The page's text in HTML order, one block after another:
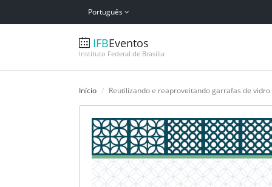
Português
IFBEventos
Instituto Federal de Brasília
Início Reutilizando e reaproveitando garrafas de vidro